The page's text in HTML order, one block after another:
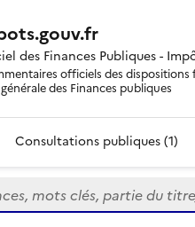
des Finances Publiques -
officiels des dispositions
des Finances publiques
Consultations publiques (1)
mots clés, partie du titre)